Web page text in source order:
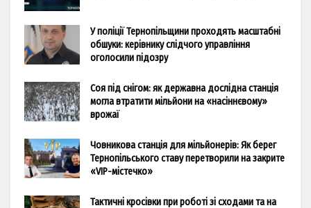
У поліції Тернопільщини проходять масштабні
обшуки: керівнику слідчого управління
оголосили підозру
Соя під снігом: як державна дослідна станція
могла втратити мільйони на «насіннєвому»
врожаї
Човникова станція для мільйонерів: Як берег
Тернопільського ставу перетворили на закрите
«VIP-містечко»
Тактичні кросівки при роботі зі сходами та на